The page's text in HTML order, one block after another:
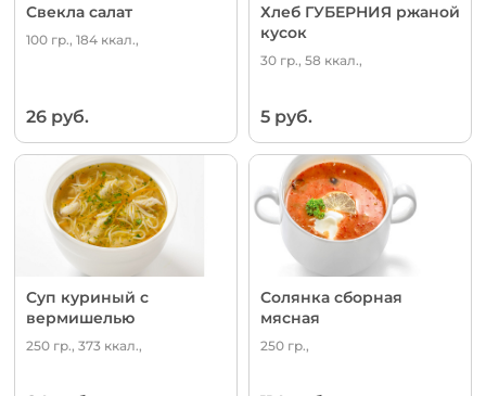
Свекла салат
100 гр., 184 ккал.,
26 руб.
Хлеб ГУБЕРНИЯ ржаной
кусок
30 гр., 58 ккал.,
5 руб.
Суп куриный с
вермишелью
250 гр., 373 ккал.,
Солянка сборная
мясная
250 гр.,